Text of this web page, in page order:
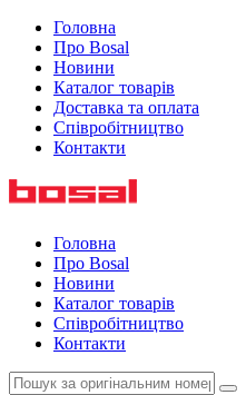
Головна
Про Bosal
Новини
Каталог товарів
Доставка та оплата
Співробітництво
Контакти
Головна
Про Bosal
Новини
Каталог товарів
Співробітництво
Контакти